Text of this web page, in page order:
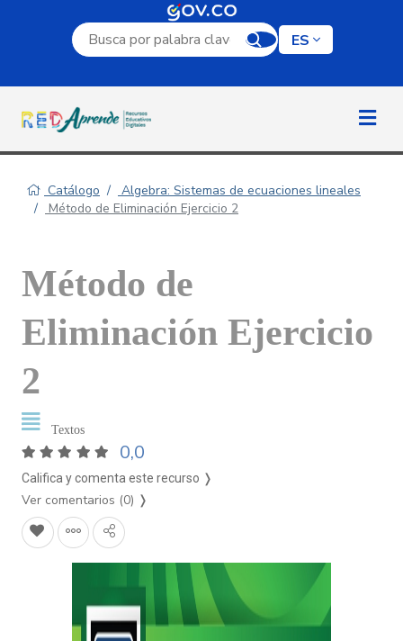
Campo de búsqueda por palabra clave
ES
Catálogo
Algebra: Sistemas de ecuaciones lineales
Método de Eliminación Ejercicio 2
Método de
Eliminación Ejercicio
2
Textos
0,0
Califica y comenta este recurso ❭
Ver comentarios (0) ❭